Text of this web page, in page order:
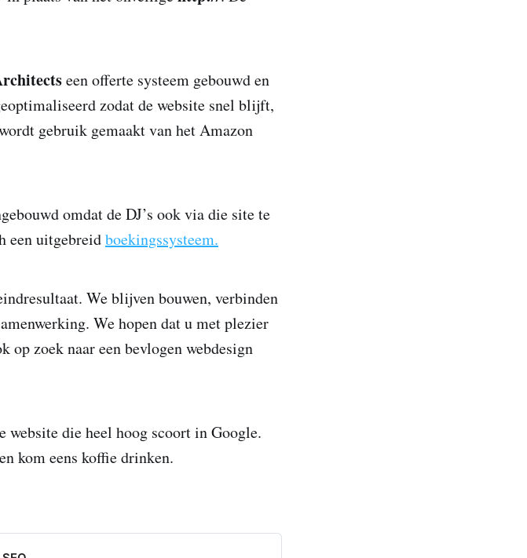
een offerte systeem gebouwd en
zodat de website snel blijft,
gebruik gemaakt van het Amazon
omdat de DJ’s ook via die site te
een uitgebreidboekingssysteem.
We blijven bouwen, verbinden
We hopen dat u met plezier
op zoek naar een bevlogen webdesign
die heel hoog scoort in Google.
kom eens koffie drinken.